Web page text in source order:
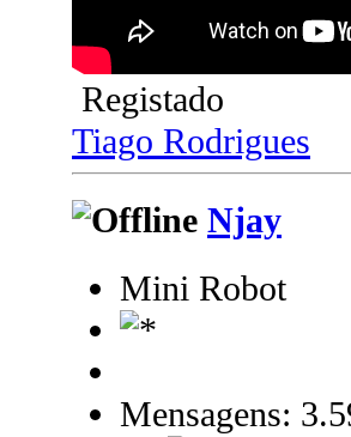
Registado
Tiago Rodrigues
Njay
Mini Robot
Mensagens: